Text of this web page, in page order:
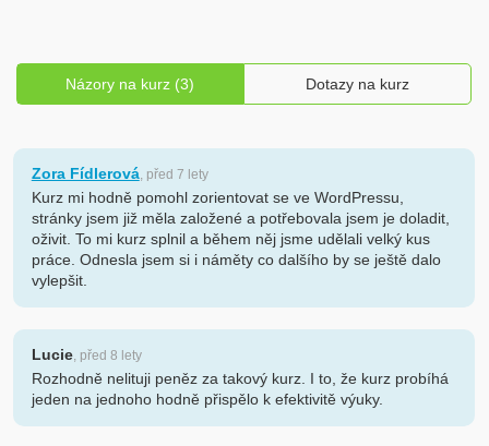
Názory na kurz (3) Dotazy na kurz
Zora Fídlerová, před 7 lety
Kurz mi hodně pomohl zorientovat se ve WordPressu,
stránky jsem již měla založené a potřebovala jsem je doladit,
oživit. To mi kurz splnil a během něj jsme udělali velký kus
práce. Odnesla jsem si i náměty co dalšího by se ještě dalo
vylepšit.
Lucie, před 8 lety
Rozhodně nelituji peněz za takový kurz. I to, že kurz probíhá
jeden na jednoho hodně přispělo k efektivitě výuky.